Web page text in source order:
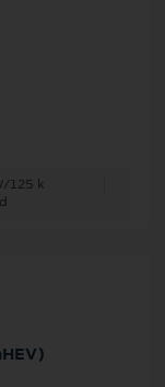
125 k